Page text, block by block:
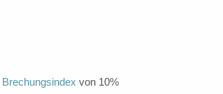
Brechungsindex von 10%